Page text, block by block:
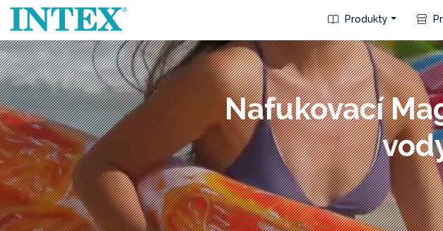
Produkty
Nafukovací